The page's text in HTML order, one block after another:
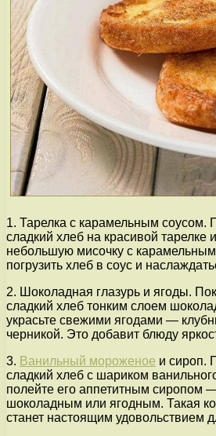
1. Тарелка с карамельным соусом.
сладкий хлеб на красивой тарелке
небольшую мисочку с карамельным
погрузить хлеб в соус и
2. Шоколадная глазурь и ягоды.
сладкий хлеб тонким слоем
украсьте свежими ягодами —
черникой. Это добавит блюду
3. Ванильный мороженое и сироп.
сладкий хлеб с шариком
полейте его аппетитным сиропом
шоколадным или ягодным. Такая
станет настоящим удовольствием